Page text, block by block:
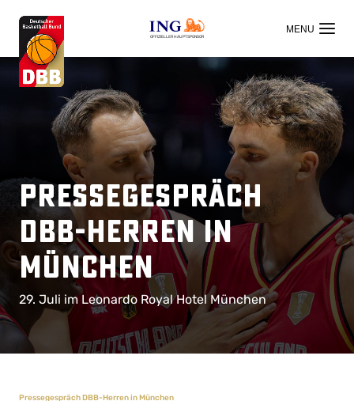
OFFIZIELLER HAUPTSPONSOR
Pressegespräch
DBB-Herren in
München
29. Juli im Leonardo Royal Hotel München
Pressegespräch DBB-Herren in München